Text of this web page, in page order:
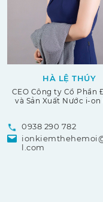
HÀ LỆ THÚY
CEO Công ty Cổ Phần
và Sản Xuất Nước i-on
0938 290 782
l.com